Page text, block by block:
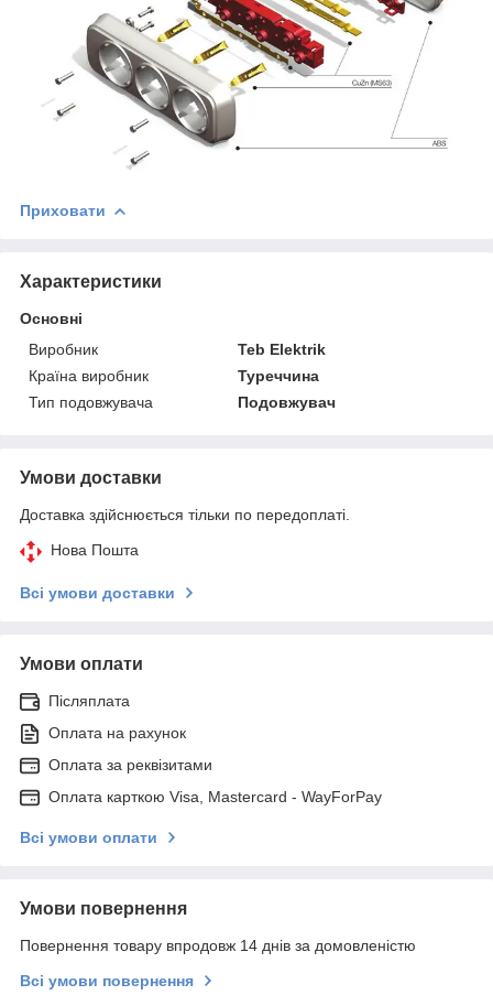
Приховати
Характеристики
Основні
Виробник
Teb Elektrik
Країна виробник
Туреччина
Тип подовжувача
Подовжувач
Умови доставки
Доставка здійснюється тільки по передоплаті.
Нова Пошта
Всі умови доставки
Умови оплати
Післяплата
Оплата на рахунок
Оплата за реквізитами
Оплата карткою Visa, Mastercard - WayForPay
Всі умови оплати
Умови повернення
Повернення товару впродовж 14 днів за домовленістю
Всі умови повернення